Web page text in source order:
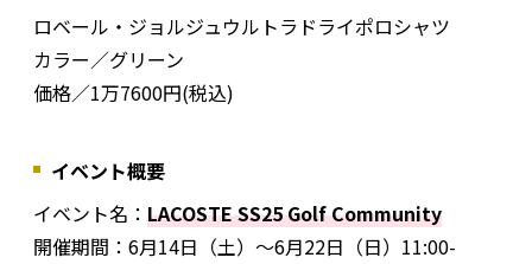
ロベール・ジョルジュウルトラドライポロシャツ
カラー／グリーン
価格／1万7600円(税込)
イベント概要
イベント名： LACOSTE SS25 Golf Community
開催期間：6月14日（土）～6月22日（日）11:00-